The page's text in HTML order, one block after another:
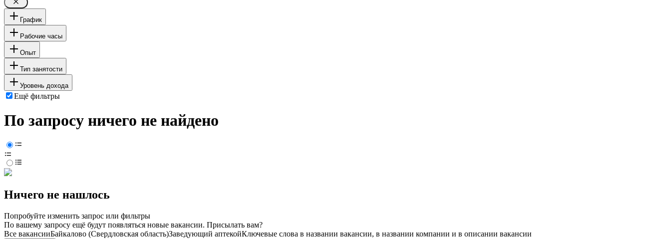
График
Рабочие часы
Опыт
Тип занятости
Уровень дохода
Ещё фильтры
По запросу ничего не найдено
Ничего не нашлось
Попробуйте изменить запрос или фильтры
По вашему запросу ещё будут появляться новые вакансии. Присылать вам?
Все вакансииБайкалово (Свердловская область)Заведующий аптекойКлючевые слова в названии вакансии, в названии компании и в описании вакансии